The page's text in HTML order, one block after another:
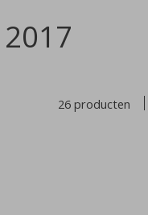
26 producten